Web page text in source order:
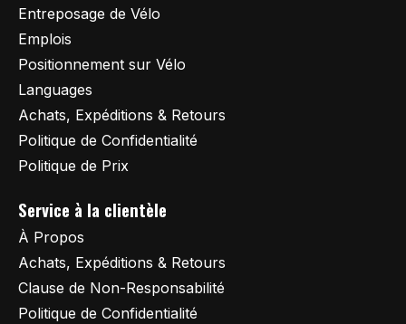
Entreposage de Vélo
Emplois
Positionnement sur Vélo
Languages
Achats, Expéditions & Retours
Politique de Confidentialité
Politique de Prix
Service à la clientèle
À Propos
Achats, Expéditions & Retours
Clause de Non-Responsabilité
Politique de Confidentialité